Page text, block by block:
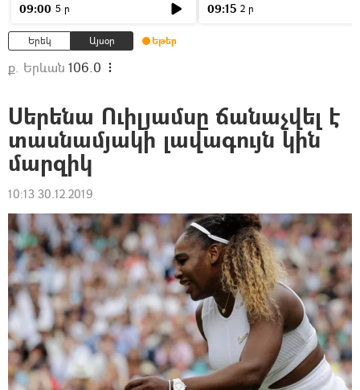
09:00 5 ր 09:15 2 ր
Երեկ Այսօր Եթեր
ք. Երևան 106.0
Սերենա Ուիլյամսը ճանաչվել է
տասնամյակի լավագույն կին
մարզիկ
10:13 30.12.2019